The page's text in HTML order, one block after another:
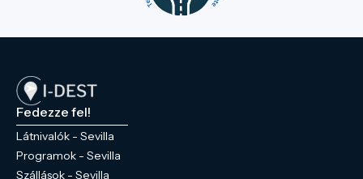
Fedezze fel!
Látnivalók - Sevilla
Programok - Sevilla
Szállások - Sevilla